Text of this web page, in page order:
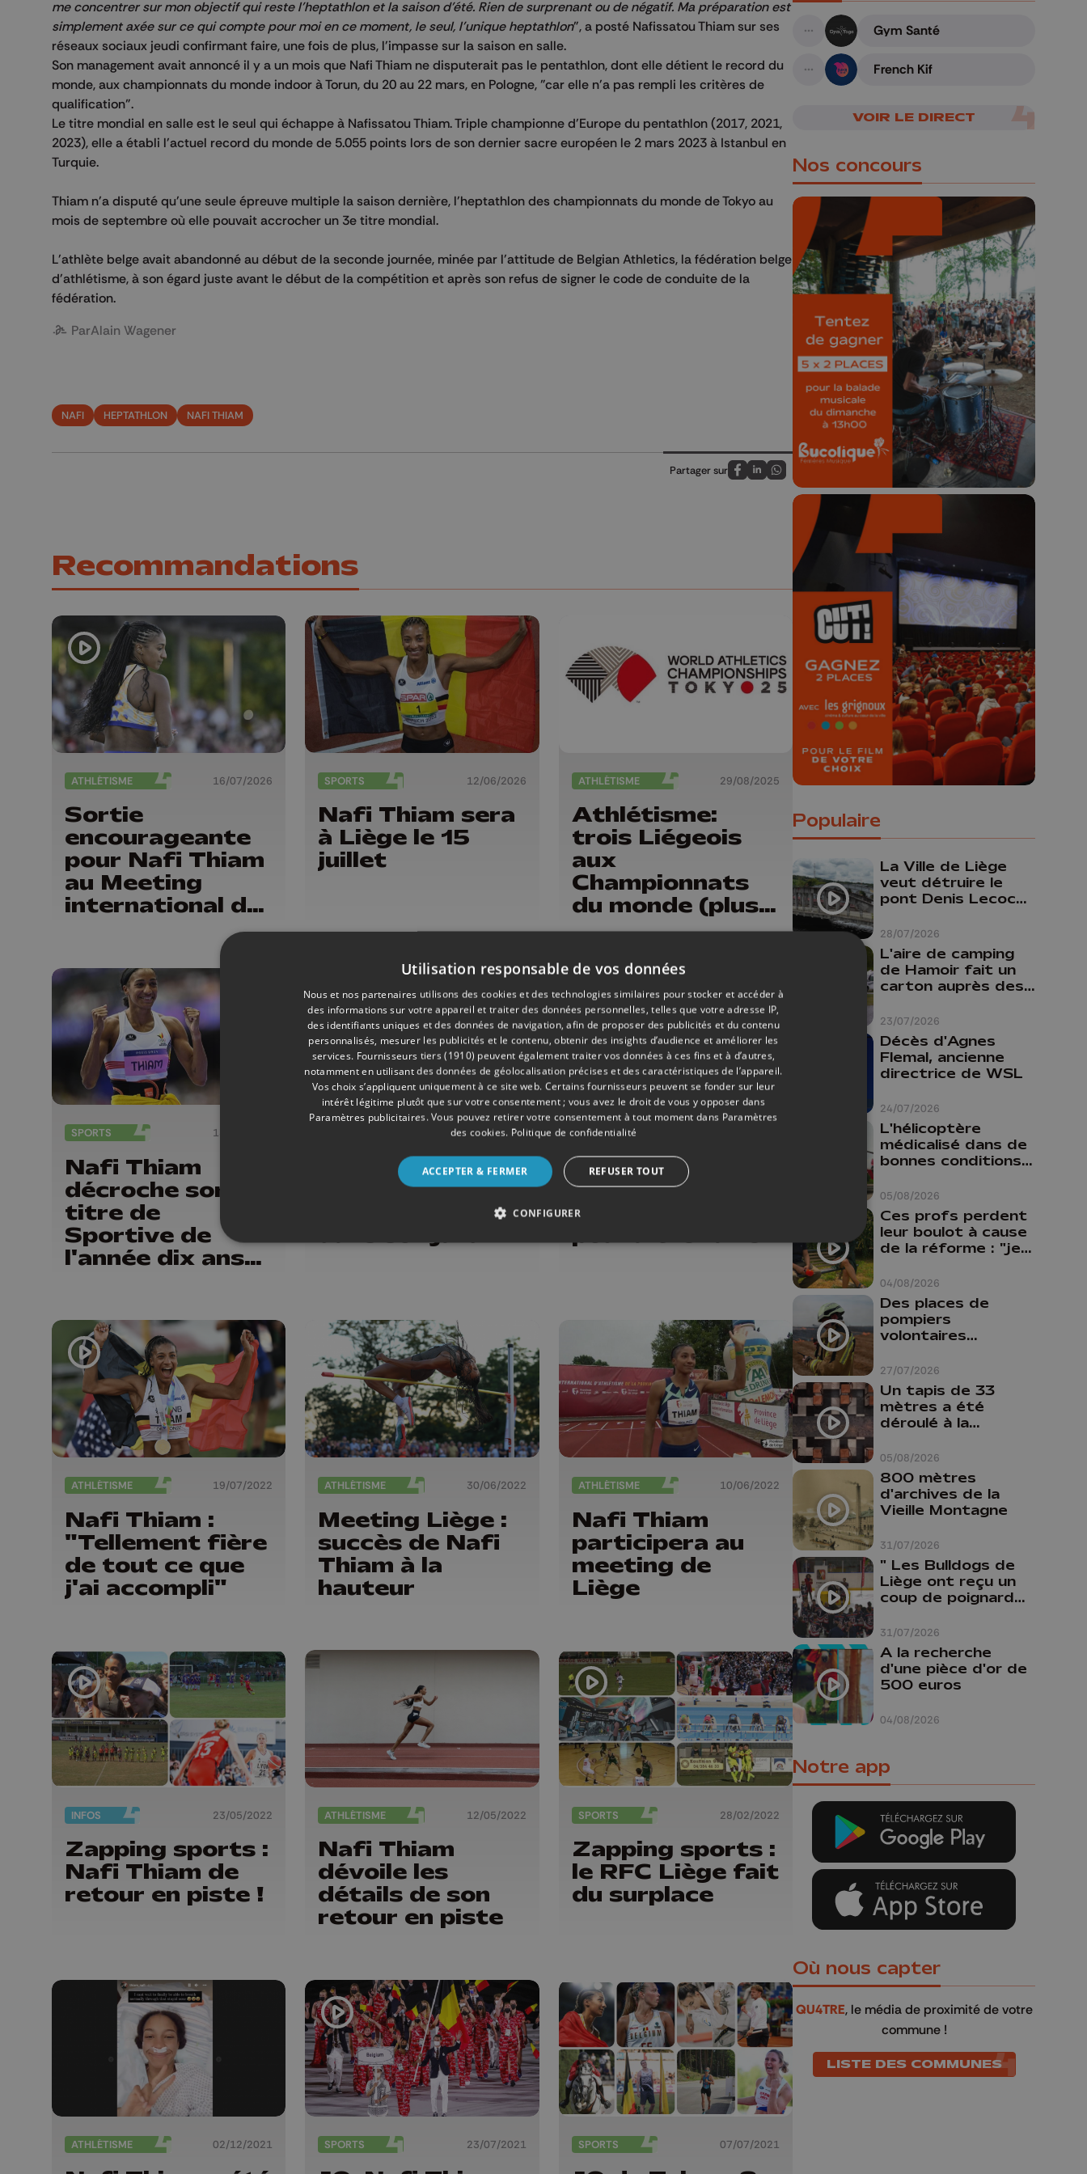
me concentrer sur mon objectif qui reste l'heptathlon et la saison d'été. Rien de surprenant ou de négatif. Ma préparation est
simplement axée sur ce qui compte pour moi en ce moment, le seul, l'unique heptathlon", a posté Nafissatou Thiam sur ses
réseaux sociaux jeudi confirmant faire, une fois de plus, l'impasse sur la saison en salle.
Son management avait annoncé il y a un mois que Nafi Thiam ne disputerait pas le pentathlon, dont elle détient le record du
monde, aux championnats du monde indoor à Torun, du 20 au 22 mars, en Pologne, "car elle n'a pas rempli les critères de
qualification".
Le titre mondial en salle est le seul qui échappe à Nafissatou Thiam. Triple championne d'Europe du pentathlon (2017, 2021,
2023), elle a établi l'actuel record du monde de 5.055 points lors de son dernier sacre européen le 2 mars 2023 à Istanbul en
Turquie.
Thiam n'a disputé qu'une seule épreuve multiple la saison dernière, l'heptathlon des championnats du monde de Tokyo au
mois de septembre où elle pouvait accrocher un 3e titre mondial.
L'athlète belge avait abandonné au début de la seconde journée, minée par l'attitude de Belgian Athletics, la fédération belge
d'athlétisme, à son égard juste avant le début de la compétition et après son refus de signer le code de conduite de la
fédération.
ParAlain Wagener
NAFI HEPTATHLON NAFI THIAM
Partager sur
Partagez sur FaceBook
Partagez sur LinkedIn
Partagez sur Whatsapp
Recommandations
ATHLÉTISME 16/07/2026
Sortie
encourageante
pour Nafi Thiam
au Meeting
international de
la Province de
SPORTS 12/06/2026
Nafi Thiam sera
à Liège le 15
juillet
ATHLÉTISME 29/08/2025
Athlétisme:
trois Liégeois
aux
Championnats
du monde (plus
2 d'adoption)
SPORTS 13/01/2025
Nafi Thiam
décroche son 5e
titre de
Sportive de
l'année dix ans
13/07/2023
Meeting de
Liège : Nafi
dans son jardin
ATHLÉTISME
Roger
Lespagnard : "Je
savais que Nafi
pouvait le faire"
ATHLÉTISME 19/07/2022
Nafi Thiam :
"Tellement fière
de tout ce que
j'ai accompli"
ATHLÉTISME 30/06/2022
Meeting Liège :
succès de Nafi
Thiam à la
hauteur
ATHLÉTISME 10/06/2022
Nafi Thiam
participera au
meeting de
Liège
INFOS 23/05/2022
Zapping sports :
Nafi Thiam de
retour en piste !
ATHLÉTISME 12/05/2022
Nafi Thiam
dévoile les
détails de son
retour en piste
SPORTS 28/02/2022
Zapping sports :
le RFC Liège fait
du surplace
ATHLÉTISME 02/12/2021 SPORTS 23/07/2021 SPORTS 07/07/2021
A suivre
Gym Santé
A suivre
French Kif
VOIR LE DIRECT
Nos concours
🎁 Gagnez 5x2
places pour le
Bucolique Ferrières
Festival 🌿🎶
Concours valable jusqu'au 9 août,
23h59.
🎬 Concours CUT x
Les Grignoux ✨
Concours permanent - 2 places à
gagner chaque semaine !
Populaire
28/07/2026
La Ville de Liège
veut détruire le
pont Denis Lecocq
budget pour le
faire
23/07/2026
L'aire de camping
de Hamoir fait un
carton auprès des
24/07/2026
Décès d'Agnes
Flemal, ancienne
directrice de WSL
05/08/2026
L'hélicoptère
médicalisé dans de
bonnes conditions à
04/08/2026
Ces profs perdent
leur boulot à cause
de la réforme : "je
comme prof que
comme
pharmacienne"
27/07/2026
Des places de
pompiers
volontaires
province de Liège :
"Un citoyen qui
n'est formé ne
peut pas nous
aider"
05/08/2026
Un tapis de 33
mètres a été
déroulé à la
Liège
31/07/2026
800 mètres
d'archives de la
Vieille Montagne
31/07/2026
" Les Bulldogs de
Liège ont reçu un
coup de poignard
04/08/2026
A la recherche
d'une pièce d'or de
500 euros
Notre app
Où nous capter
QU4TRE, le média de proximité de votre
commune !
LISTE DES COMMUNES
Utilisation responsable de vos données
Nous et nos partenaires utilisons des cookies et des technologies similaires pour stocker et accéder à
des informations sur votre appareil et traiter des données personnelles, telles que votre adresse IP,
des identifiants uniques et des données de navigation, afin de proposer des publicités et du contenu
personnalisés, mesurer les publicités et le contenu, obtenir des insights d’audience et améliorer les
services. Fournisseurs tiers (1910) peuvent également traiter vos données à ces fins et à d’autres,
notamment en utilisant des données de géolocalisation précises et des caractéristiques de l’appareil.
Vos choix s’appliquent uniquement à ce site web. Certains fournisseurs peuvent se fonder sur leur
intérêt légitime plutôt que sur votre consentement ; vous avez le droit de vous y opposer dans
Paramètres publicitaires. Vous pouvez retirer votre consentement à tout moment dans Paramètres
des cookies. Politique de confidentialité
ACCEPTER & FERMER REFUSER TOUT
CONFIGURER